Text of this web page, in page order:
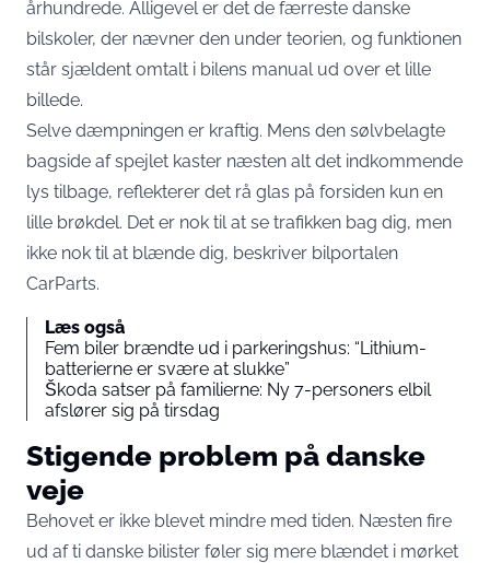
århundrede. Alligevel er det de færreste danske
bilskoler, der nævner den under teorien, og funktionen
står sjældent omtalt i bilens manual ud over et lille
billede.
Selve dæmpningen er kraftig. Mens den sølvbelagte
bagside af spejlet kaster næsten alt det indkommende
lys tilbage, reflekterer det rå glas på forsiden kun en
lille brøkdel. Det er nok til at se trafikken bag dig, men
ikke nok til at blænde dig, beskriver bilportalen
CarParts.
Læs også
Fem biler brændte ud i parkeringshus: “Lithium-
batterierne er svære at slukke”
Škoda satser på familierne: Ny 7-personers elbil
afslører sig på tirsdag
Stigende problem på danske
veje
Behovet er ikke blevet mindre med tiden. Næsten fire
ud af ti danske bilister føler sig mere blændet i mørket